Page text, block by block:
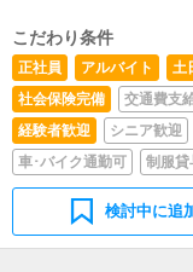
の管理✨
上下関係
「こんな
見が形に
将来につ
ピッタ
🙆‍♂️でき
しっか
迎📚✨勤
トと両立
の方✨🚗
す🌈
こだわり条件
正社員 アルバイト 土
社会保険完備
交通費支
経験者歓迎
シニア歓迎
車･バイク通勤可
制服貸
検討中に追